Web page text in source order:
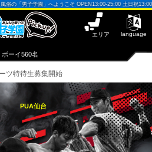
「男子学園」へようこそ OPEN13:00-25:00 土日祝13:00-
PUA仙台
エリア language
ボーイ560名
×閉じる
ツ特待生募集開始